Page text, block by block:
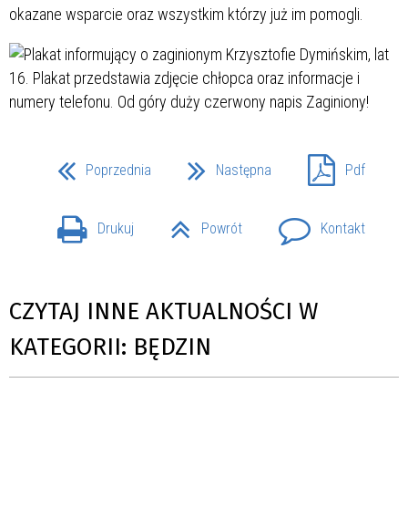
okazane wsparcie oraz wszystkim którzy już im pomogli.
Poprzednia Następna Pdf
Drukuj Powrót Kontakt
CZYTAJ INNE AKTUALNOŚCI W
KATEGORII: BĘDZIN